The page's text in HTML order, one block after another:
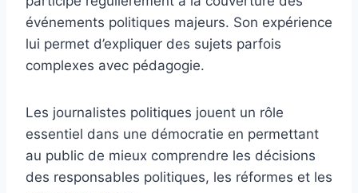
événements politiques majeurs. Son expérience
lui permet d’expliquer des sujets parfois
complexes avec pédagogie.
Les journalistes politiques jouent un rôle
essentiel dans une démocratie en permettant
au public de mieux comprendre les décisions
des responsables politiques, les réformes et les